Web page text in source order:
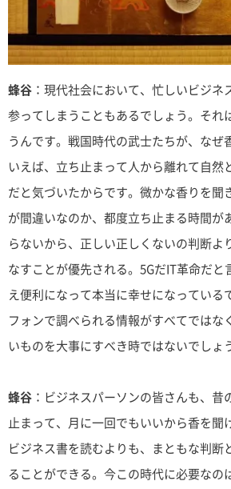
蜂谷 ：現代社会において、忙しいビジネ
参ってしまうこともあるでしょう。それ
うんです。戦国時代の武士たちが、なぜ
いえば、立ち止まって人から離れて自然
だと気づいたからです。微かな香りを聞
が間違いなのか、都度立ち止まる時間が
らないから、正しい正しくないの判断よ
なすことが優先される。5GだIT革命だと
え便利になって本当に幸せになっている
フォンで調べられる情報がすべてではな
いものを大事にすべき時ではないでしょ
蜂谷 ：ビジネスパーソンの皆さんも、昔
止まって、月に一回でもいいから香を聞
ビジネス書を読むよりも、まともな判断
ることができる。今この時代に必要なの